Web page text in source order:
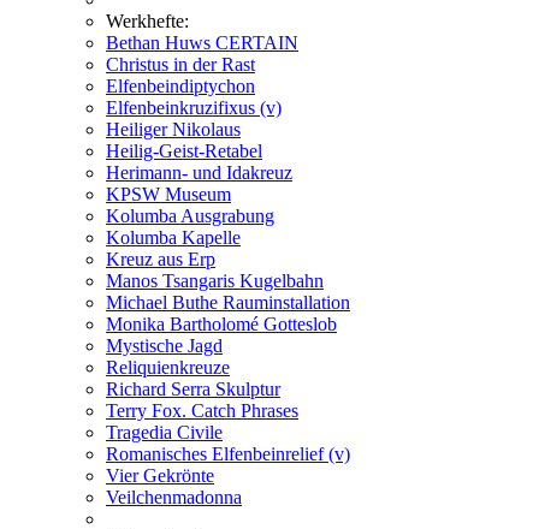
Werkhefte:
Bethan Huws CERTAIN
Christus in der Rast
Elfenbeindiptychon
Elfenbeinkruzifixus (v)
Heiliger Nikolaus
Heilig-Geist-Retabel
Herimann- und Idakreuz
KPSW Museum
Kolumba Ausgrabung
Kolumba Kapelle
Kreuz aus Erp
Manos Tsangaris Kugelbahn
Michael Buthe Rauminstallation
Monika Bartholomé Gotteslob
Mystische Jagd
Reliquienkreuze
Richard Serra Skulptur
Terry Fox. Catch Phrases
Tragedia Civile
Romanisches Elfenbeinrelief (v)
Vier Gekrönte
Veilchenmadonna